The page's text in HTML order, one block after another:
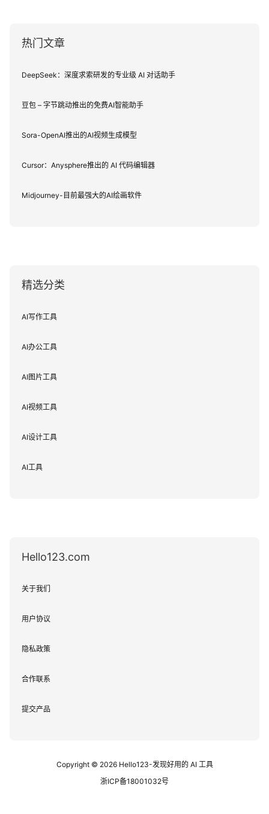
热门文章
DeepSeek：深度求索研发的专业级 AI 对话助手
豆包 – 字节跳动推出的免费AI智能助手
Sora-OpenAI推出的AI视频生成模型
Cursor：Anysphere推出的 AI 代码编辑器
Midjourney-目前最强大的AI绘画软件
精选分类
AI写作工具
AI办公工具
AI图片工具
AI视频工具
AI设计工具
AI工具
Hello123.com
关于我们
用户协议
隐私政策
合作联系
提交产品
Copyright © 2026Hello123-发现好用的 AI 工具
浙ICP备18001032号